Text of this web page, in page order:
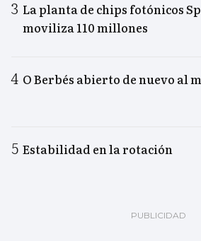
La planta de chips fotónicos
moviliza 110 millones
O Berbés abierto de nuevo al
Estabilidad en la rotación